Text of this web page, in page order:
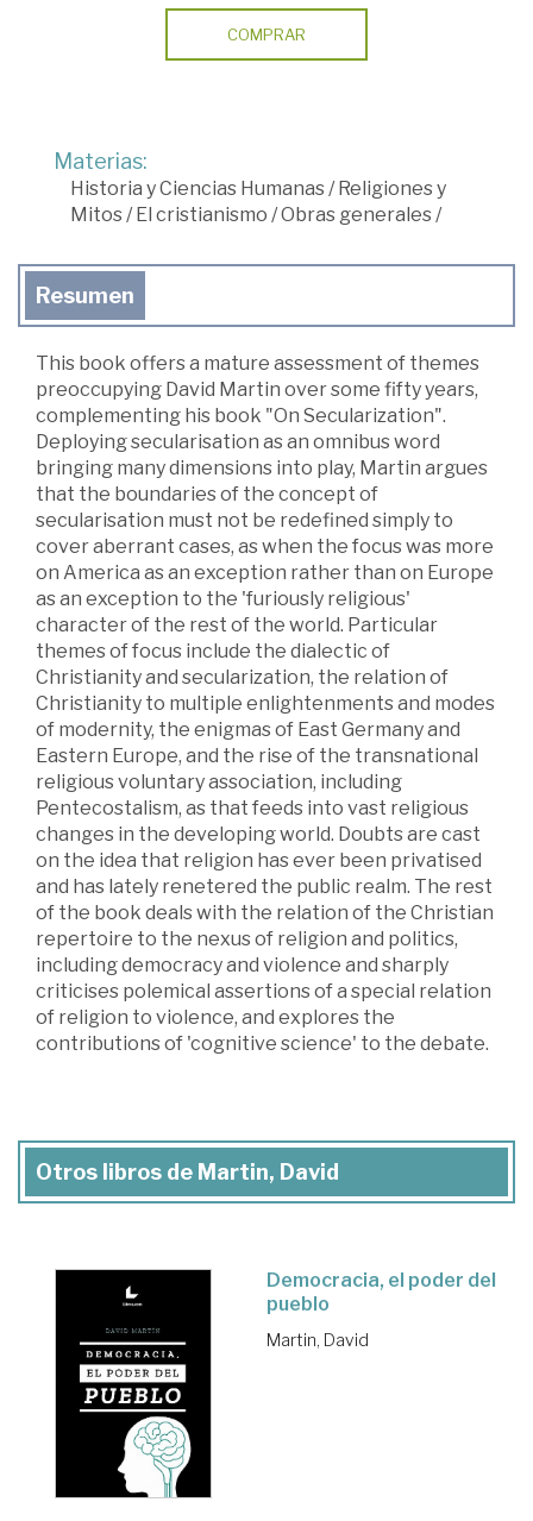
COMPRAR
Materias:
Historia y Ciencias Humanas/ Religiones y
Mitos/ El cristianismo /Obras generales/
Resumen
This book offers a mature assessment of themes
preoccupying David Martin over some fifty years,
complementing his book "On Secularization".
Deploying secularisation as an omnibus word
bringing many dimensions into play, Martin argues
that the boundaries of the concept of
secularisation must not be redefined simply to
cover aberrant cases, as when the focus was more
on America as an exception rather than on Europe
as an exception to the 'furiously religious'
character of the rest of the world. Particular
themes of focus include the dialectic of
Christianity and secularization, the relation of
Christianity to multiple enlightenments and modes
of modernity, the enigmas of East Germany and
Eastern Europe, and the rise of the transnational
religious voluntary association, including
Pentecostalism, as that feeds into vast religious
changes in the developing world. Doubts are cast
on the idea that religion has ever been privatised
and has lately renetered the public realm. The rest
of the book deals with the relation of the Christian
repertoire to the nexus of religion and politics,
including democracy and violence and sharply
criticises polemical assertions of a special relation
of religion to violence, and explores the
contributions of 'cognitive science' to the debate.
Otros libros de Martin, David
Democracia, el poder del
pueblo
Martin, David